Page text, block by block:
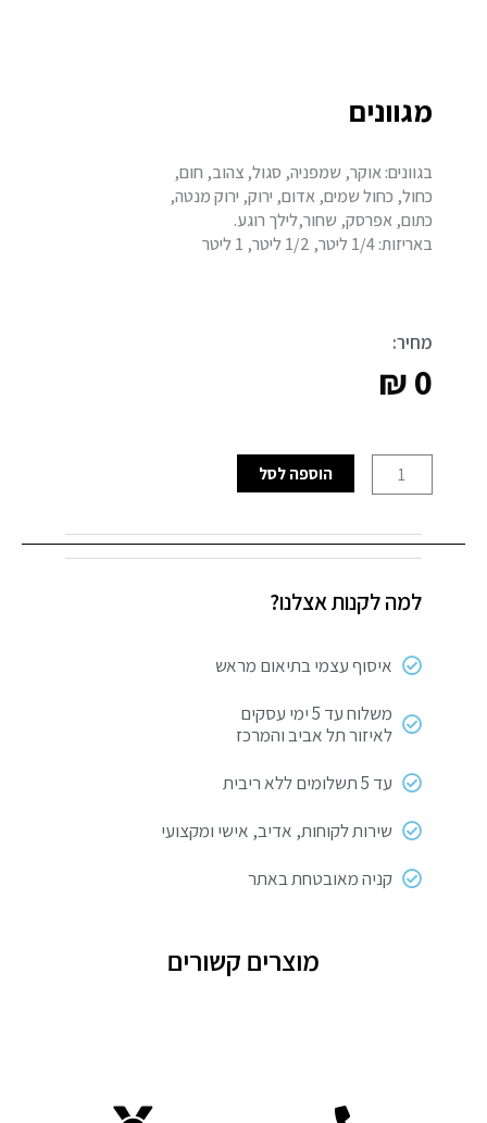
מגוונים
בגוונים: אוקר, שמפניה, סגול, צהוב, חום,
כחול, כחול שמים, אדום, ירוק, ירוק מנטה,
כתום, אפרסק, שחור,לילך רוגע.
באריזות: 1/4 ליטר, 1/2 ליטר, 1 ליטר
מחיר:
₪0
של
הוספה לסל
למה לקנות אצלנו?
איסוף עצמי בתיאום מראש
משלוח עד 5 ימי עסקים
לאיזור תל אביב והמרכז
עד 5 תשלומים ללא ריבית
שירות לקוחות, אדיב, אישי ומקצועי
קניה מאובטחת באתר
מוצרים קשורים